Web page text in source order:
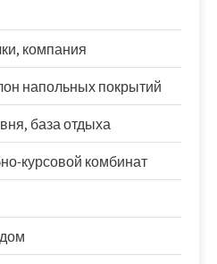
компания
напольных покрытий
база отдыха
курсовой комбинат